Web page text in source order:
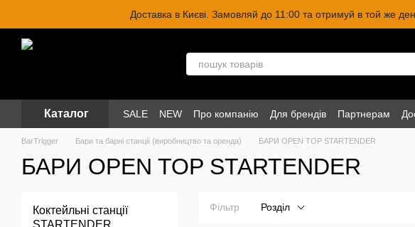
Перейти до основного контентуДоставка в Києві. Замовляй до 11:00 та отримуй в той же
Каталог SALE NEW Про компанію Для брендів Партнерам
BarTrigger Бари та барні станції (виробництво та оренда) БАРИ OPEN TOP STARTENDER
БАРИ OPEN TOP STARTENDER
Фільтр Розділ
Коктейльні станції
STARTENDER